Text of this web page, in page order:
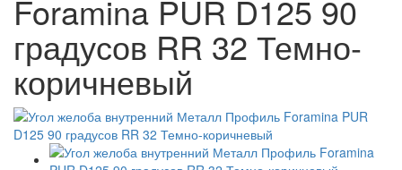
Foramina PUR D125 90
градусов RR 32 Темно-
коричневый